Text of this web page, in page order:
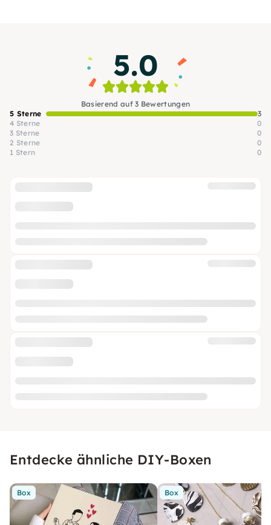
5.0
Basierend auf 3 Bewertungen
5 Sterne
3
4 Sterne
0
3 Sterne
0
2 Sterne
0
1 Stern
0
Entdecke ähnliche DIY-Boxen
Box Box